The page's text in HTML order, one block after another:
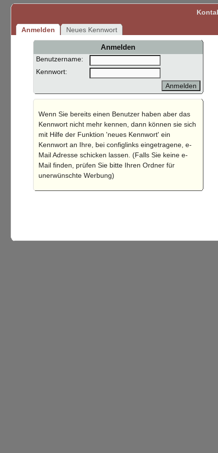
Anmelden Neues Kennwort
Anmelden
Benutzername:
Kennwort:
Wenn Sie bereits einen Benutzer haben aber das
Kennwort nicht mehr kennen, dann können sie sich
mit Hilfe der Funktion 'neues Kennwort' ein
Kennwort an Ihre, bei configlinks eingetragene, e-
Mail Adresse schicken lassen. (Falls Sie keine e-
Mail finden, prüfen Sie bitte Ihren Ordner für
unerwünschte Werbung)